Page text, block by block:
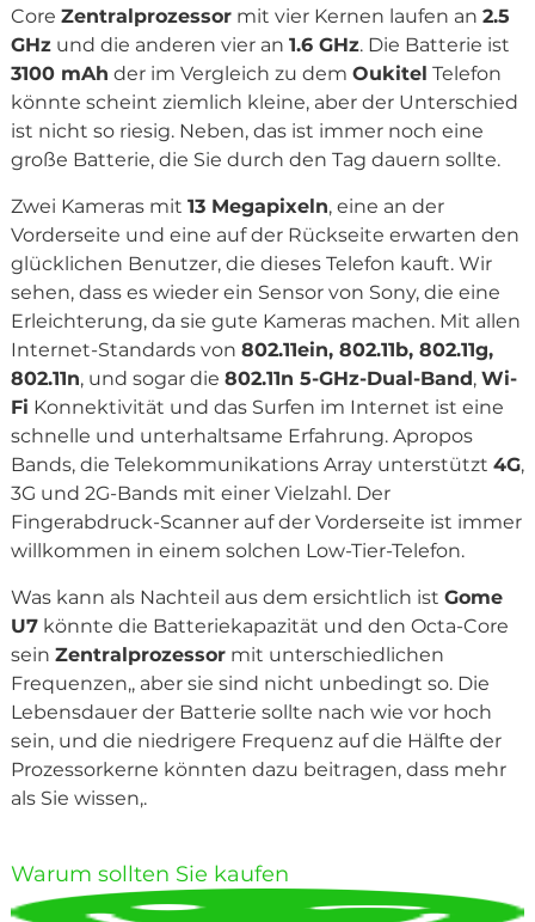
Core Zentralprozessormit vier Kernen laufen an 2.5
GHzund die anderen vier an 1.6 GHz. Die Batterie ist
3100 mAh der im Vergleich zu dem Oukitel Telefon
könnte scheint ziemlich kleine, aber der Unterschied
ist nicht so riesig. Neben, das ist immer noch eine
große Batterie, die Sie durch den Tag dauern sollte.
Zwei Kameras mit 13 Megapixeln, eine an der
Vorderseite und eine auf der Rückseite erwarten den
glücklichen Benutzer, die dieses Telefon kauft. Wir
sehen, dass es wieder ein Sensor von Sony, die eine
Erleichterung, da sie gute Kameras machen. Mit allen
Internet-Standards von 802.11ein, 802.11b, 802.11g,
802.11n, und sogar die 802.11n 5-GHz-Dual-Band, Wi-
Fi Konnektivität und das Surfen im Internet ist eine
schnelle und unterhaltsame Erfahrung. Apropos
Bands, die Telekommunikations Array unterstützt 4G,
3G und 2G-Bands mit einer Vielzahl. Der
Fingerabdruck-Scanner auf der Vorderseite ist immer
willkommen in einem solchen Low-Tier-Telefon.
Was kann als Nachteil aus dem ersichtlich ist Gome
U7könnte die Batteriekapazität und den Octa-Core
sein Zentralprozessormit unterschiedlichen
Frequenzen,, aber sie sind nicht unbedingt so. Die
Lebensdauer der Batterie sollte nach wie vor hoch
sein, und die niedrigere Frequenz auf die Hälfte der
Prozessorkerne könnten dazu beitragen, dass mehr
als Sie wissen,.
Warum sollten Sie kaufen